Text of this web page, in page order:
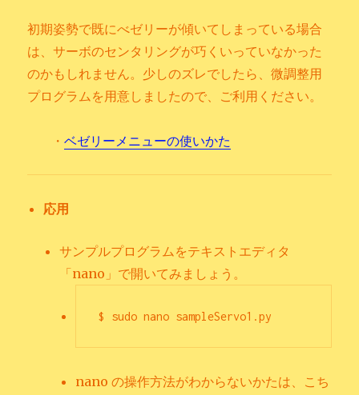
初期姿勢で既にべゼリーが傾いてしまっている場合
は、サーボのセンタリングが巧くいっていなかった
のかもしれません。少しのズレでしたら、微調整用
プログラムを用意しましたので、ご利用ください。
・ベゼリーメニューの使いかた
応用
サンプルプログラムをテキストエディタ
「nano」で開いてみましょう。
$ sudo nano sampleServo1.py
nano の操作方法がわからないかたは、こち